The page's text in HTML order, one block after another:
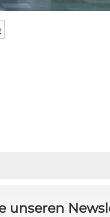
unseren
AUF
👀
damit einverstanden, E-Mail-Marketing